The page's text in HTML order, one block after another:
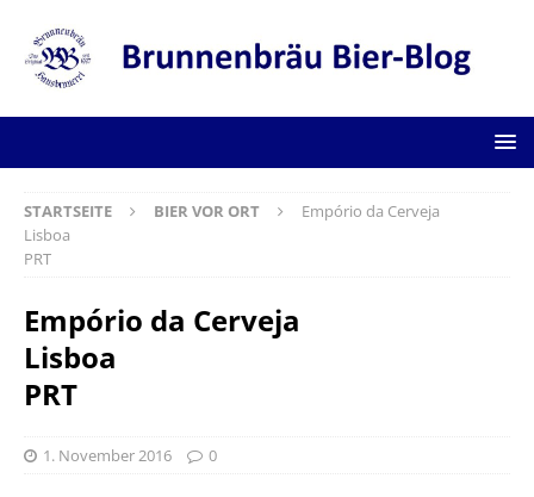
STARTSEITE BIER VOR ORT
Empório da Cerveja
Lisboa
PRT
Empório da Cerveja
Lisboa
PRT
1. November 2016 0